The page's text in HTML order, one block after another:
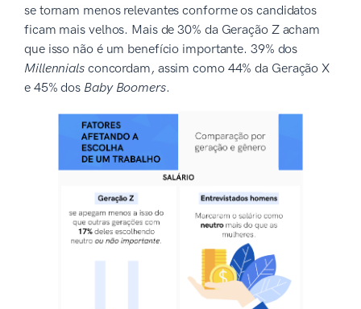
se tornam menos relevantes conforme os candidatos
ficam mais velhos. Mais de 30% da Geração Z acham
que isso não é um benefício importante. 39% dos
Millennialsconcordam, assim como 44% da Geração X
e 45% dos Baby Boomers.